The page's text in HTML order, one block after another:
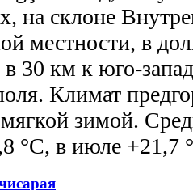
на склоне
местности, в
30 км к юго-
Климат
зимой.
°C, в июле